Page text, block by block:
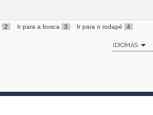
2 Ir para a busca 3 Ir para o rodapé 4
IDIOMAS